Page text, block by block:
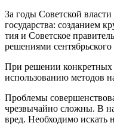
За годы Советской
государства: созданием
тия и Советское
решениями
При решении конкретных
использованию методов
Проблемы
чрезвычайно сложны. В
вред. Необходимо искать